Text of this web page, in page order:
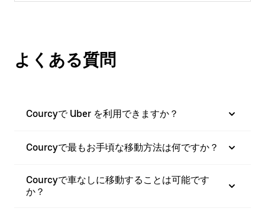
よくある質問
Courcyで Uber を利用できますか？
Courcyで最もお手頃な移動方法は何ですか？
Courcyで車なしに移動することは可能です
か？